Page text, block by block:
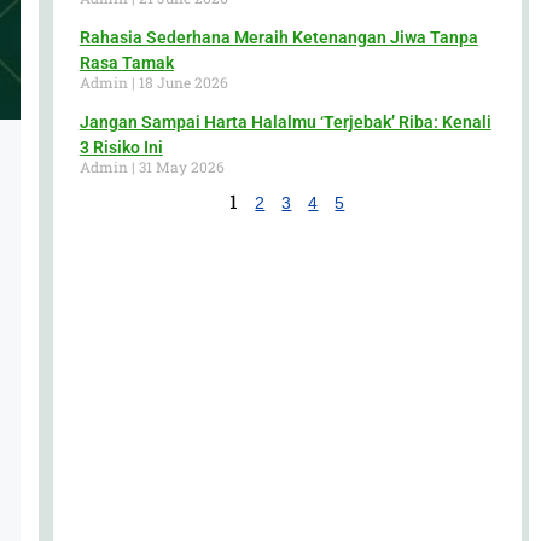
Rahasia Sederhana Meraih Ketenangan Jiwa Tanpa
Rasa Tamak
Admin
18 June 2026
Jangan Sampai Harta Halalmu ‘Terjebak’ Riba: Kenali
3 Risiko Ini
Admin
31 May 2026
1 2 3 4 5